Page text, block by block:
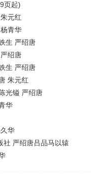
页起)
元红
青华
生 严绍唐
绍唐
生 严绍唐
朱元红
光镒 严绍唐
华
华
社 严绍唐吕品马以辕